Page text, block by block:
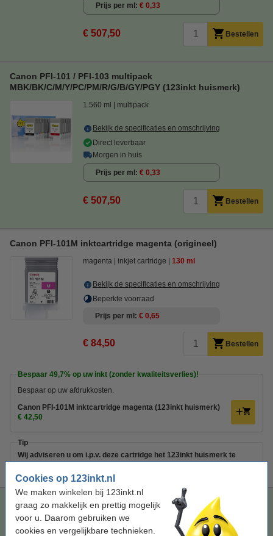
Cookies op 123inkt.nl
We maken winkelen bij 123inkt.nl
graag zo makkelijk en prettig mogelijk
voor u. Daarom gebruiken we
cookies en vergelijkbare technieken.
Prijs per ml € 0,33
€ 507,50 Bestellen
Canon PFI-101 / PFI-103 multipack
MBK/BK/C/M/Y/PC/PM/R/G/B/GY/PGY (123inkt huismerk)
1.560 ml multipack
Bekijk de specificaties en omschrijving
Direct leverbaar
Morgen in huis
Prijs per ml € 0,33
€ 507,50 Bestellen
Canon PFI-101M inktcartridge magenta (origineel)
magenta inkjet cartridge 130 ml
Bekijk de specificaties en omschrijving
Beperkte voorraad
Prijs per ml
€ 0,65
€ 84,50 Bestellen
Bespaar 49,7% op uw inkt (zonder kwaliteitsverlies)!
Bespaar op uw afdrukkosten.
Canon PFI-101M inktcartridge magenta (123inkt huismerk)
€ 42,50
Tip
Wij adviseren u om i.p.v. deze cartridge het 123inkt huismerk te
Canon PFI-101M inktcartridge magenta (123inkt huismerk)
magenta inkjet cartridge 130 ml 123inkt